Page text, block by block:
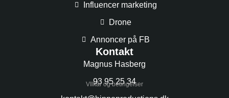
Influencer marketing
Drone
Annoncer på FB
Kontakt
Magnus Hasberg
93 95 25 34
VIlkår og betingelser